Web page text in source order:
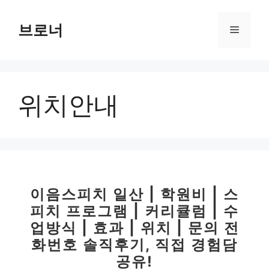
브로너 메
위치안내
이음스피치 일산 | 학원비 | 스
피치 프로그램 | 커리큘럼 | 수
업방식 | 효과 | 위치 | 문의 전
화번호 솔직후기, 직접 경험담
공유!